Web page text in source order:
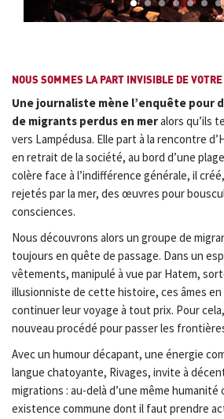
1 2 3 4 5 6
NOUS SOMMES LA PART INVISIBLE DE
Une journaliste mène l’enquête pour
de migrants perdus en meralors qu’ils
vers Lampédusa. Elle part à la rencontre
en retrait de la société, au bord d’une
colère face à l’indifférence générale, il
rejetés par la mer, des œuvres pour
consciences.
Nous découvrons alors un groupe de
toujours en quête de passage. Dans un
vêtements, manipulé à vue par Hatem,
illusionniste de cette histoire, ces âmes
continuer leur voyage à tout prix. Pour
nouveau procédé pour passer les
Avec un humour décapant, une énergie
langue chatoyante, Rivages, invite à
migrations : au-delà d’une même humanité
existence commune dont il faut prendre